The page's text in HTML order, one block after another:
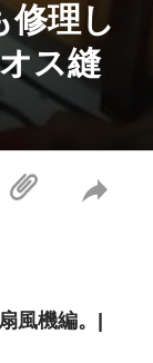
修理し
ス縫
風機編。|